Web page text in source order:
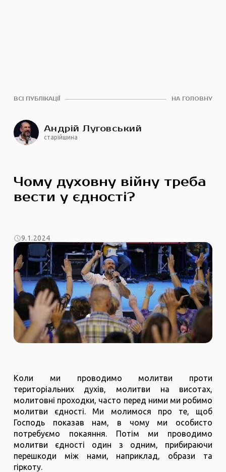
ВСІ ПУБЛІКАЦІЇ НА ГОЛОВНУ
Чому духовну війну треба
вести у єдності?
Андрій Луговський
старійшина
9.1.2024
Коли ми проводимо молитви проти
територіальних духів, молитви на висотах,
молитовні проходки, часто перед ними ми робимо
молитви єдності. Ми молимося про те, щоб
Господь показав нам, в чому ми особисто
потребуємо покаяння. Потім ми проводимо
молитви єдності один з одним, прибираючи
перешкоди між нами, наприклад, образи та
гіркоту.